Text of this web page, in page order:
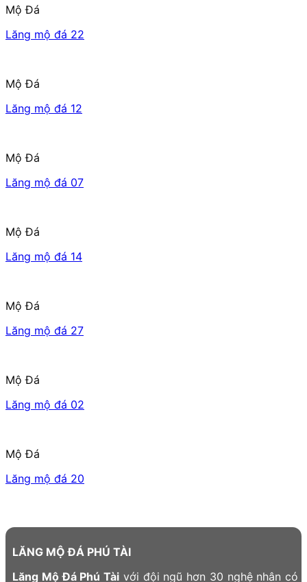
Mộ Đá
Lăng mộ đá 22
Mộ Đá
Lăng mộ đá 12
Mộ Đá
Lăng mộ đá 07
Mộ Đá
Lăng mộ đá 14
Mộ Đá
Lăng mộ đá 27
Mộ Đá
Lăng mộ đá 02
Mộ Đá
Lăng mộ đá 20
LĂNG MỘ ĐÁ PHÚ TÀI
Lăng Mộ Đá Phú Tài với đội ngũ hơn 30 nghệ nhân có